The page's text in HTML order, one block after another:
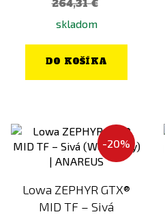
Tokyo Marui
Vector Optics
Ventum Gear
VORSK
Warrior Assault Systems
WE
WILEY X
264,31 €
skladom
DO KOŠÍKA
-20%
Lowa ZEPHYR GTX®
MID TF – Sivá